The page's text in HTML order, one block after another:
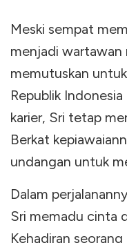
Meski sempat
menjadi wartawan
memutuskan
Republik Indonesia
karier, Sri tetap
Berkat
undangan untuk
Dalam
Sri memadu cinta
Kehadiran